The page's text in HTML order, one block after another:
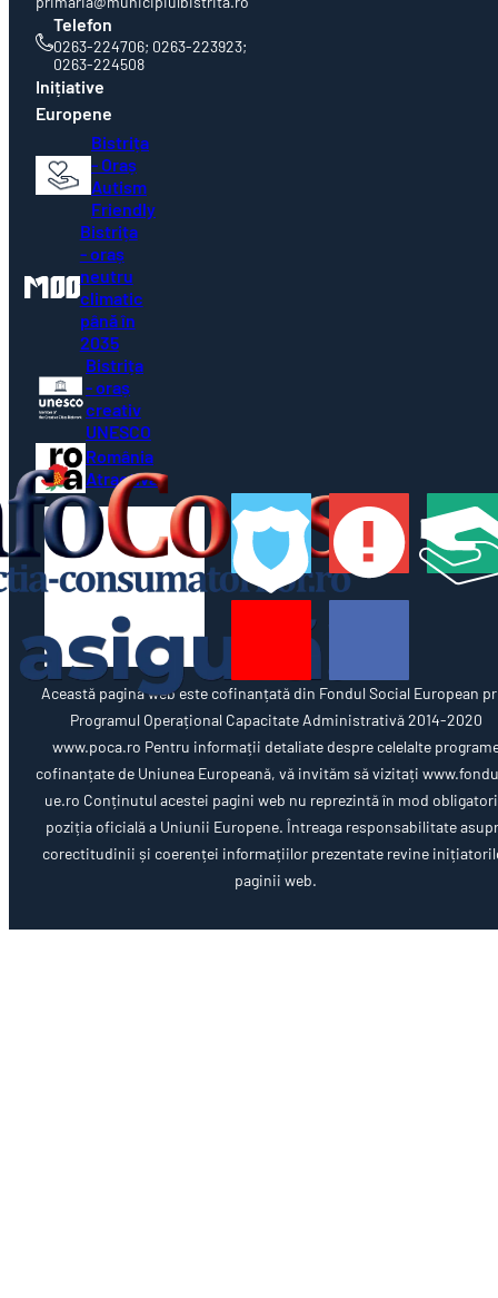
Telefon
0263-224706; 0263-223923;
0263-224508
Inițiative
Europene
Bistrița
- Oraș
Autism
Friendly
Bistrița
- oraș
neutru
climatic
până în
2035
Bistrița
- oraș
creativ
UNESCO
România
Atractivă
Această pagină web este cofinanțată din Fondul Social European
Programul Operațional Capacitate Administrativă 2014-2020
www.poca.ro Pentru informații detaliate despre celelalte
cofinanțate de Uniunea Europeană, vă invităm să vizitați
ue.ro Conținutul acestei pagini web nu reprezintă în mod
poziția oficială a Uniunii Europene. Întreaga responsabilitate
corectitudinii și coerenței informațiilor prezentate revine
paginii web.